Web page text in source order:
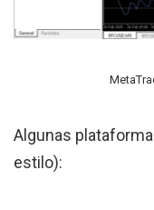
Algunas
estilo):